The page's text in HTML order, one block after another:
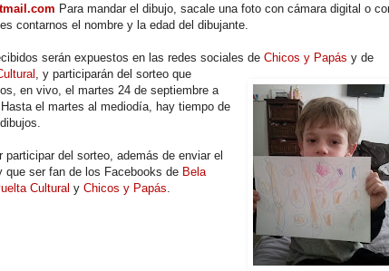
Para mandar el dibujo, sacale una foto con cámara digital o
contarnos el nombre y la edad del dibujante.
serán expuestos en las redes sociales deChicos y Papás y de
, y participarán del sorteo que
en vivo, el martes 24 de septiembre a
el martes al mediodía, hay tiempo de
participar del sorteo, además de enviar el
que ser fan de los Facebooks de Bela
Cultural yChicos y Papás